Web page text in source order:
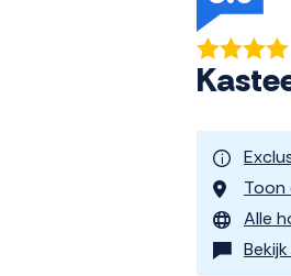
Toon
Alle